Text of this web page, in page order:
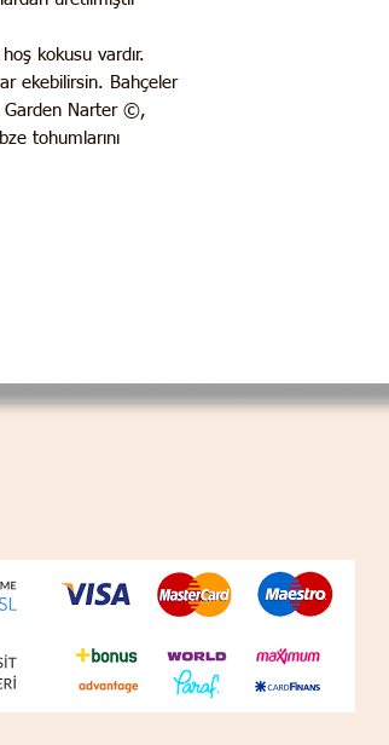
kokusu vardır.
ekebilirsin. Bahçeler
Garden Narter ©,
tohumlarını